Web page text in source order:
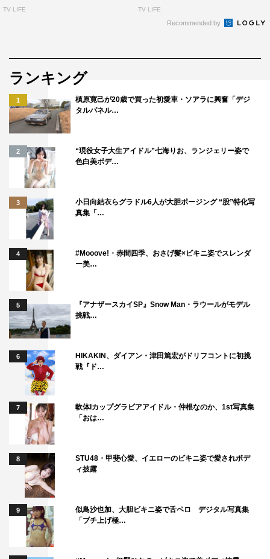
TV LIFE TV LIFE
Recommended by
ランキング
1
槙原寛己が20歳で買った初愛車・ソアラに興奮「デジ
タルパネル…
2
“現役女子大生アイドル”七海りお、ランジェリー姿で
色白美ボデ…
3
小日向結衣らグラドル6人が大胆ポージング “股”特化写
真集「…
4
#Mooove!・赤間四季、おさげ髪×ビキニ姿でスレンダ
ー美…
5
『アナザースカイSP』Snow Man・ラウールがモデル
挑戦…
6
HIKAKIN、ダイアン・津田篤宏がドリフコントに初挑
戦『ド…
7
軟体Iカップグラビアアイドル・仲根なのか、1st写真集
「おは…
8
STU48・甲斐心愛、イエローのビキニ姿で愛されボデ
ィ披露
9
似鳥沙也加、大胆ビキニ姿で舌ペロ デジタル写真集
「ブチ上げ極…